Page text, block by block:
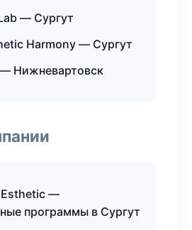
— Сургут
Harmony — Сургут
Нижневартовск
Esthetic —
программы в Сургут